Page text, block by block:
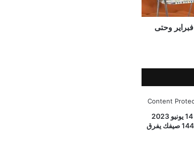
عروض العثيم الويكند اليوم الخميس 1 فبراير وحتى
عروض العثيم الأسبوعية 14 يونيو 2023
الموافق 25 ذو القعدة 1444 صيفك يفرق